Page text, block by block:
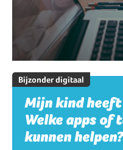
Bijzonder digitaal
Mijn kind
Welke apps of
kunnen helpen?